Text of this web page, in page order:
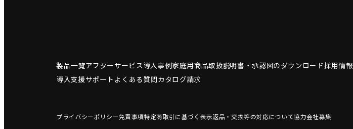
製品一覧アフターサービス導入事例家庭用商品取扱説明書・承認図のダウンロード採用情報
導入支援サポート よくある質問カタログ請求
プライバシーポリシー免責事項特定商取引に基づく表示返品・交換等の対応について協力会社募集